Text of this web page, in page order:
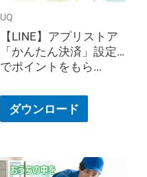
UQ
【LINE】アプリストア
「かんたん決済」設定
でポイントをもら...
ダウンロード